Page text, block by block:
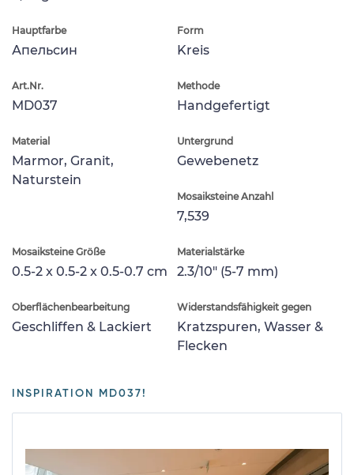
Hauptfarbe
Апельсин
Form
Kreis
Art.Nr.
MD037
Methode
Handgefertigt
Material
Marmor, Granit,
Naturstein
Untergrund
Gewebenetz
Mosaiksteine Anzahl
7,539
Mosaiksteine Größe
0.5-2 x 0.5-2 x 0.5-0.7 cm
Materialstärke
2.3/10" (5-7 mm)
Oberflächenbearbeitung
Geschliffen & Lackiert
Widerstandsfähigkeit gegen
Kratzspuren, Wasser &
Flecken
INSPIRATION MD037!